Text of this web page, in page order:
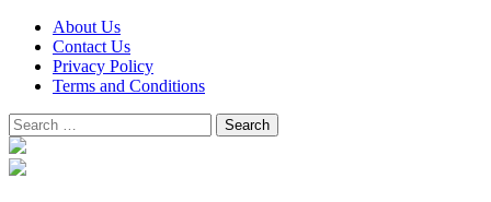
About Us
Contact Us
Privacy Policy
Terms and Conditions
Search
for: